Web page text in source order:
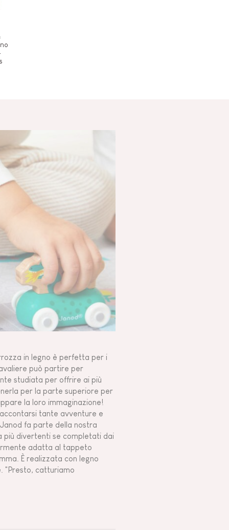
in legno è perfetta per i
può partire per
studiata per offrire ai più
per la parte superiore per
la loro immaginazione!
tante avventure e
fa parte della nostra
più divertenti se completati dai
adatta al tappeto
È realizzata con legno
"Presto, catturiamo